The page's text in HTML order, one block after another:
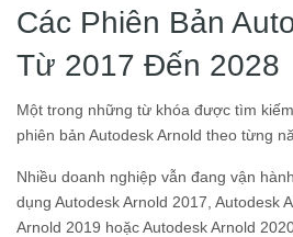
Các Phiên Bản
Từ 2017 Đến 2028
Một trong những từ khóa được tìm
phiên bản Autodesk Arnold theo từng
Nhiều doanh nghiệp vẫn đang vận
dụng Autodesk Arnold 2017, Autodesk
Arnold 2019 hoặc Autodesk Arnold